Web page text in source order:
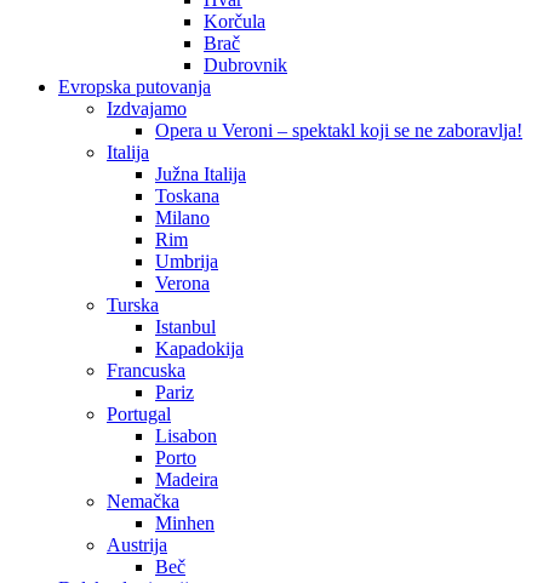
Korčula
Brač
Dubrovnik
Evropska putovanja
Izdvajamo
Opera u Veroni – spektakl koji se ne zaboravlja!
Italija
Južna Italija
Toskana
Milano
Rim
Umbrija
Verona
Turska
Istanbul
Kapadokija
Francuska
Pariz
Portugal
Lisabon
Porto
Madeira
Nemačka
Minhen
Austrija
Beč